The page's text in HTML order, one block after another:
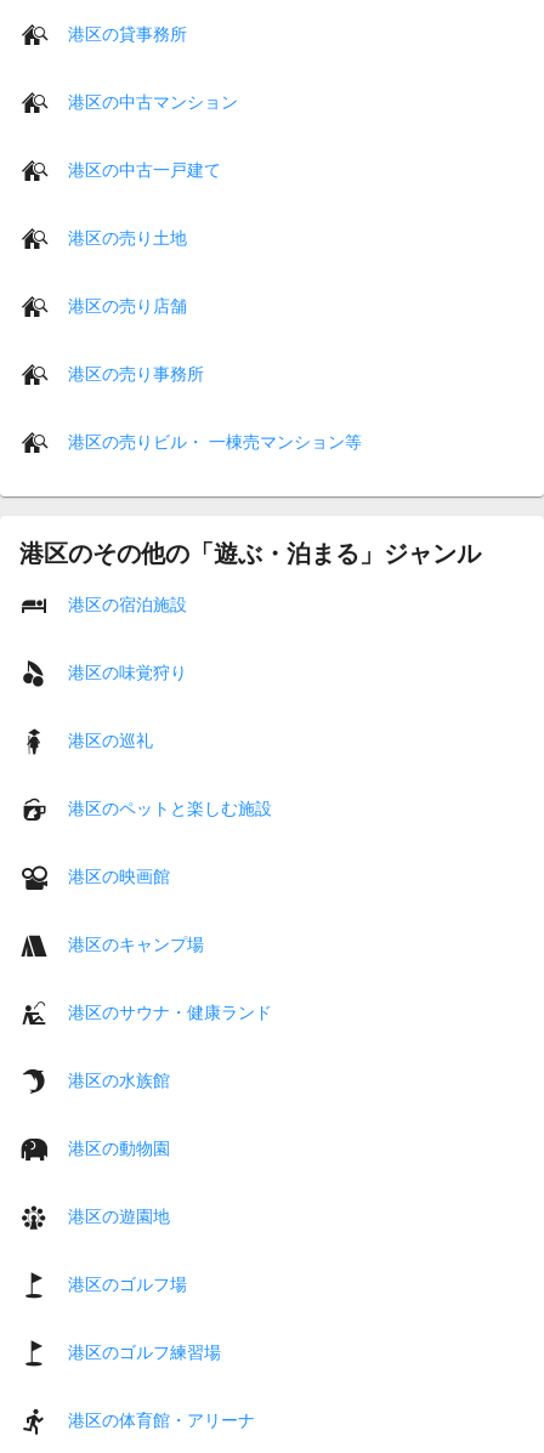
港区の貸事務所
港区の中古マンション
港区の中古一戸建て
港区の売り土地
港区の売り店舗
港区の売り事務所
港区の売りビル・ 一棟売マンション等
港区のその他の「遊ぶ・泊まる」ジャンル
港区の宿泊施設
港区の味覚狩り
港区の巡礼
港区のペットと楽しむ施設
港区の映画館
港区のキャンプ場
港区のサウナ・健康ランド
港区の水族館
港区の動物園
港区の遊園地
港区のゴルフ場
港区のゴルフ練習場
港区の体育館・アリーナ